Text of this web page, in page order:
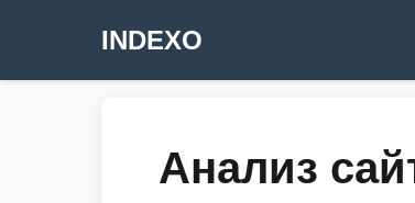
INDEXO
Анализ